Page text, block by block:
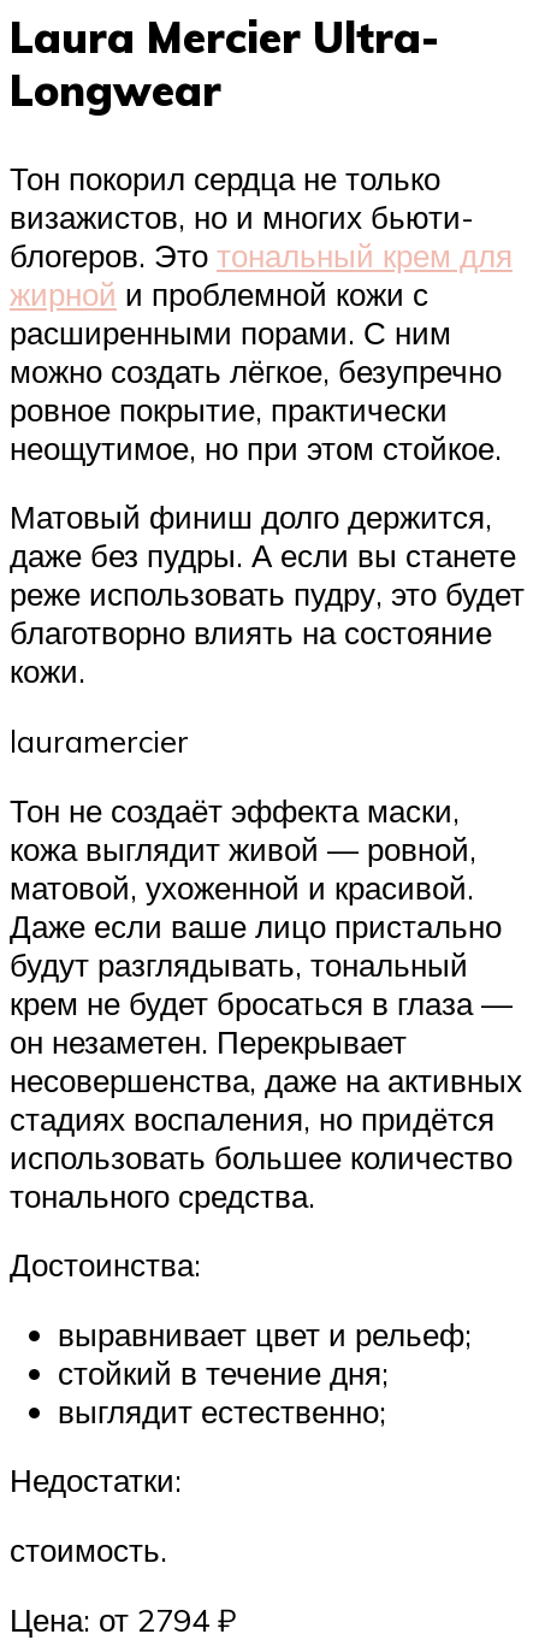
Laura Mercier Ultra-
Longwear
Тон покорил сердца не только
визажистов, но и многих бьюти-
блогеров. Это тональный крем для
жирной и проблемной кожи с
расширенными порами. С ним
можно создать лёгкое, безупречно
ровное покрытие, практически
неощутимое, но при этом стойкое.
Матовый финиш долго держится,
даже без пудры. А если вы станете
реже использовать пудру, это будет
благотворно влиять на состояние
кожи.
lauramercier
Тон не создаёт эффекта маски,
кожа выглядит живой — ровной,
матовой, ухоженной и красивой.
Даже если ваше лицо пристально
будут разглядывать, тональный
крем не будет бросаться в глаза —
он незаметен. Перекрывает
несовершенства, даже на активных
стадиях воспаления, но придётся
использовать большее количество
тонального средства.
Достоинства:
выравнивает цвет и рельеф;
стойкий в течение дня;
выглядит естественно;
Недостатки:
стоимость.
Цена: от 2794 ₽